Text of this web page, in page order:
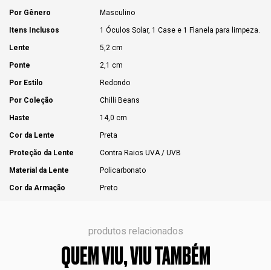
Por Gênero Masculino
Itens Inclusos 1 Óculos Solar, 1 Case e 1 Flanela para limpeza.
Lente 5,2 cm
Ponte 2,1 cm
Por Estilo Redondo
Por Coleção Chilli Beans
Haste 14,0 cm
Cor da Lente Preta
Proteção da Lente Contra Raios UVA / UVB
Material da Lente Policarbonato
Cor da Armação Preto
produtos relacionados
QUEM VIU, VIU TAMBÉM